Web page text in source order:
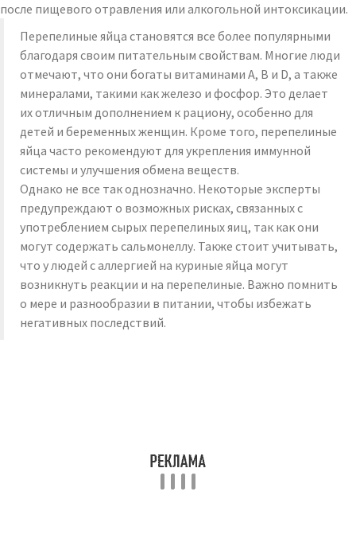
после пищевого отравления или алкогольной интоксикации.
Перепелиные яйца становятся все более популярными
благодаря своим питательным свойствам. Многие люди
отмечают, что они богаты витаминами A, B и D, а также
минералами, такими как железо и фосфор. Это делает
их отличным дополнением к рациону, особенно для
детей и беременных женщин. Кроме того, перепелиные
яйца часто рекомендуют для укрепления иммунной
системы и улучшения обмена веществ.
Однако не все так однозначно. Некоторые эксперты
предупреждают о возможных рисках, связанных с
употреблением сырых перепелиных яиц, так как они
могут содержать сальмонеллу. Также стоит учитывать,
что у людей с аллергией на куриные яйца могут
возникнуть реакции и на перепелиные. Важно помнить
о мере и разнообразии в питании, чтобы избежать
негативных последствий.